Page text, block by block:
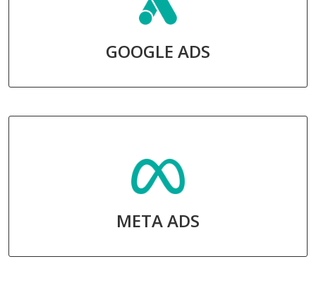
GOOGLE ADS
META ADS